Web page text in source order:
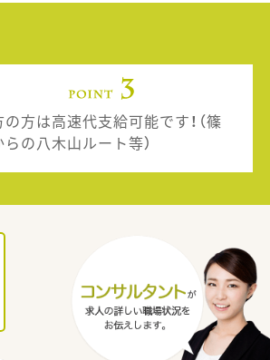
方は高速代支給可能です！（篠
らの八木山ルート等）